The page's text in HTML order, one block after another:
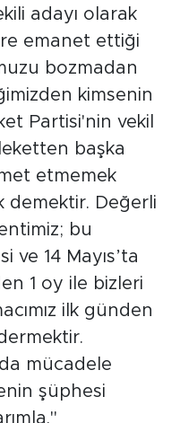
adayı olarak
emanet ettiği
bozmadan
kimsenin
Partisi'nin vekil
başka
etmemek
Değerli
bu
ve 14 Mayıs’ta
1 oy ile bizleri
ilk günden
mücadele
şüphesi